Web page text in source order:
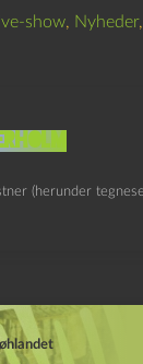
show, Nyheder,
(herunder